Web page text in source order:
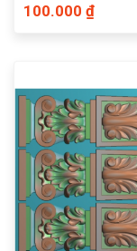
100.000 ₫